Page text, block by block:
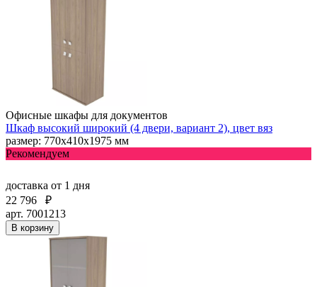
Офисные шкафы для документов
Шкаф высокий широкий (4 двери, вариант 2), цвет вяз
размер: 770х410х1975 мм
Рекомендуем
доставка от 1 дня
22 796
₽
арт. 7001213
В корзину